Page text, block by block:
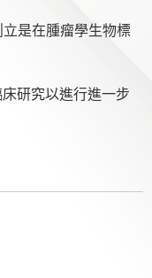
是在腫瘤學生物標
研究以進行進一步